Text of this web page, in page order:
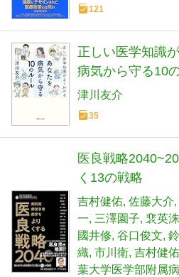
121
正しい医学知識
病気から守る10
津川友介
35
医良戦略
く13の戦略
吉村健佑 佐藤大介
一 三澤園子 裵英洙
國井修 谷口俊文
織 市川衛 吉村健佑
葉大学医学部附属